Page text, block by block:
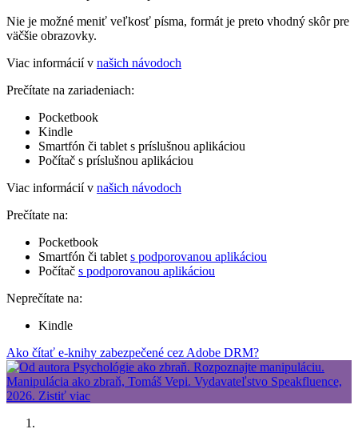
Nie je možné meniť veľkosť písma, formát je preto vhodný skôr pre
väčšie obrazovky.
Viac informácií v našich návodoch
Prečítate na zariadeniach:
Pocketbook
Kindle
Smartfón či tablet s príslušnou aplikáciou
Počítač s príslušnou aplikáciou
Viac informácií v našich návodoch
Prečítate na:
Pocketbook
Smartfón či tablet s podporovanou aplikáciou
Počítač s podporovanou aplikáciou
Neprečítate na:
Kindle
Ako čítať e-knihy zabezpečené cez Adobe DRM?